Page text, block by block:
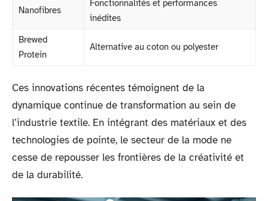
Nanofibres
Fonctionnalités et performances
inédites
Brewed
Protein
Alternative au coton ou polyester
Ces innovations récentes témoignent de la
dynamique continue de transformation au sein de
l’industrie textile. En intégrant des matériaux et des
technologies de pointe, le secteur de la mode ne
cesse de repousser les frontières de la créativité et
de la durabilité.